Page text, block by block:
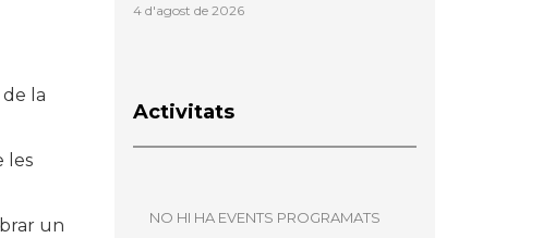
la
les
un
4 d'agost de 2026
Activitats
NO HI HA EVENTS PROGRAMATS